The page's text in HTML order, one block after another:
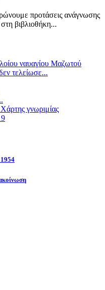
προτάσεις ανάγνωσης
βιβλιοθήκη...
ναυαγίου Μαζωτού
τελείωσε...
γνωριμίας